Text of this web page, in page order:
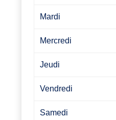
Mardi
Mercredi
Jeudi
Vendredi
Samedi